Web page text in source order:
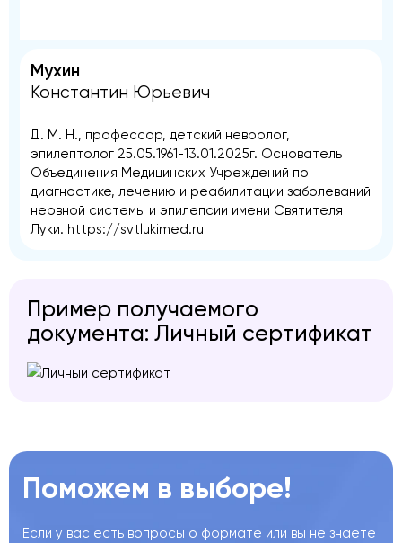
Мухин
Константин Юрьевич
Д. М. Н., профессор, детский невролог,
эпилептолог 25.05.1961-13.01.2025г. Основатель
Объединения Медицинских Учреждений по
диагностике, лечению и реабилитации заболеваний
нервной системы и эпилепсии имени Святителя
Луки. https://svtlukimed.ru
Пример получаемого
документа: Личный сертификат
Поможем в выборе!
Если у вас есть вопросы о формате или вы не знаете